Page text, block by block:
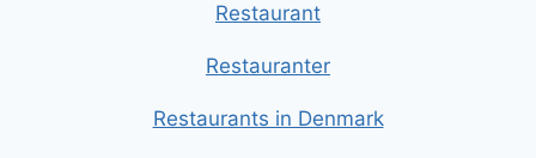
Restaurant
Restauranter
Restaurants in Denmark